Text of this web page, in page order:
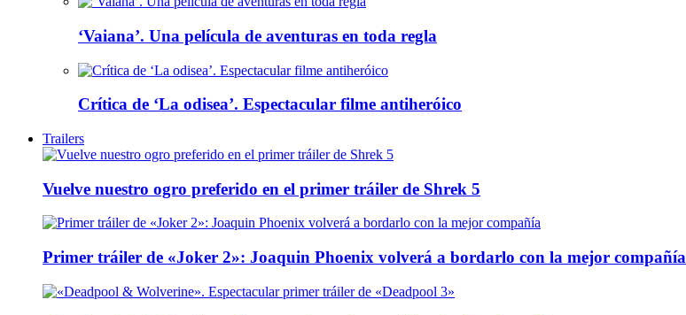
‘Vaiana’. Una película de aventuras en toda regla
Crítica de ‘La odisea’. Espectacular filme antiheróico
Trailers
Vuelve nuestro ogro preferido en el primer tráiler de Shrek 5
Primer tráiler de «Joker 2»: Joaquin Phoenix volverá a bordarlo con la mejor compañía